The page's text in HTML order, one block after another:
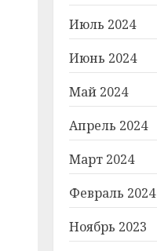
Июль 2024
Июнь 2024
Май 2024
Апрель 2024
Март 2024
Февраль 2024
Ноябрь 2023